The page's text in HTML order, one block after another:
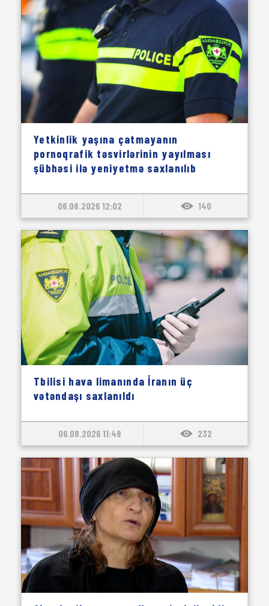
Yetkinlik yaşına çatmayanın
pornoqrafik təsvirlərinin yayılması
şübhəsi ilə yeniyetmə saxlanılıb
06.08.2026 12:02 140
Tbilisi hava limanında İranın üç
vətəndaşı saxlanıldı
06.08.2026 11:48 232